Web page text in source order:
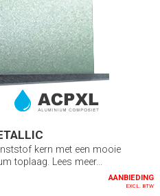
kern met een mooie
toplaag. Lees meer...
AANBIEDING
EXCL. BTW